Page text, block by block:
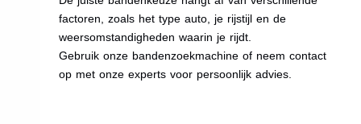
factoren, zoals het type auto, je rijstijl en de
weersomstandigheden waarin je rijdt.
Gebruik onze bandenzoekmachine of neem contact
op met onze experts voor persoonlijk advies.